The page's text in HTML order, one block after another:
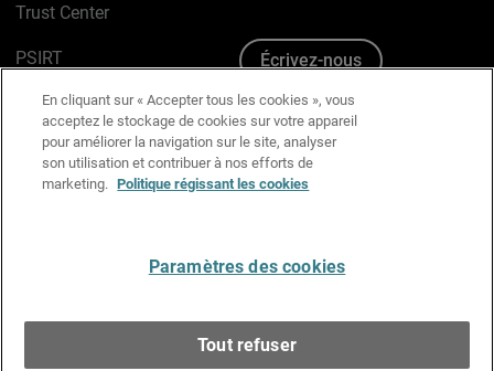
Trust Center
PSIRT
Avis sur les cookies
Politique de confidentialité
Charte Graphique
Écrivez-nous
En cliquant sur « Accepter tous les cookies », vous
acceptez le stockage de cookies sur votre appareil
pour améliorer la navigation sur le site, analyser
son utilisation et contribuer à nos efforts de
marketing. Politique régissant les cookies
Paramètres des cookies
Tout refuser